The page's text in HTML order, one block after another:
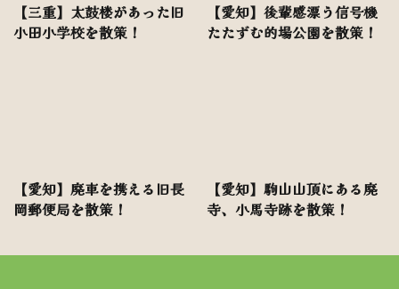
【三重】太鼓楼があった旧
小田小学校を散策！
【愛知】後輩感漂う信号機
たたずむ的場公園を散策！
【愛知】廃車を携える旧長
岡郵便局を散策！
【愛知】駒山山頂にある廃
寺、小馬寺跡を散策！